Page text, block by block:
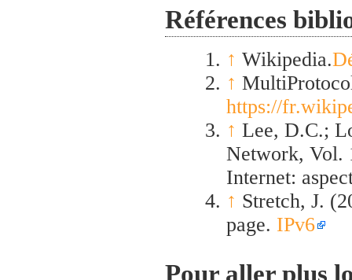
Références
↑ Wikipedia.
↑
https://
↑ Lee, D.C.;
Network, Vol.
Internet:
↑ Stretch, J.
page. IPv6
Pour aller plus